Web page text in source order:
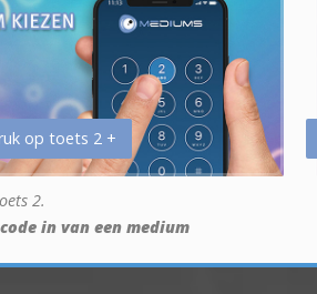
op toets 2 +
2.
in van een medium